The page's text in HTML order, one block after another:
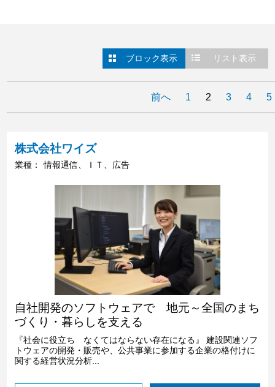
ブロック表示 リスト表示
前へ 1 2 3 4 5
株式会社ワイズ
業種： 情報通信、ＩＴ、広告
自社開発のソフトウェアで 地元～全国のまち
づくり・暮らしを支える
『社会に役立ち なくてはならない存在になる』 建設関連ソフ
トウェアの開発・販売や、公共事業に参加する企業の格付けに
関する経営状況分析...